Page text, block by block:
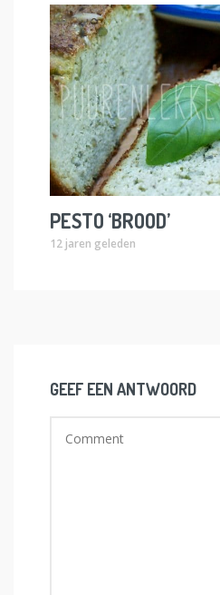
PESTO ‘BROOD’
12 jaren geleden
GEEF EEN ANTWOORD